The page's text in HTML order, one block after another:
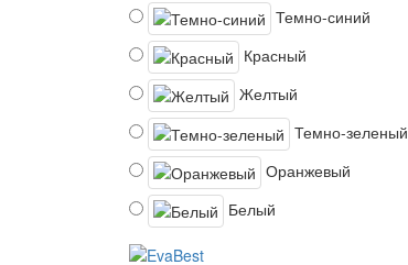
Темно-синий
Красный
Желтый
Темно-зеленый
Оранжевый
Белый